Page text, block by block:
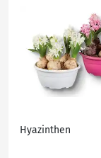
Hyazinthen